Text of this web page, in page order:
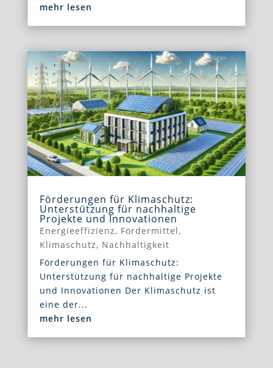
mehr lesen
Förderungen für Klimaschutz:
Unterstützung für nachhaltige
Projekte und Innovationen
Energieeffizienz, Fördermittel,
Klimaschutz, Nachhaltigkeit
Förderungen für Klimaschutz:
Unterstützung für nachhaltige Projekte
und Innovationen Der Klimaschutz ist
eine der...
mehr lesen